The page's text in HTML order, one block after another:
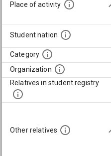
Place of activity
Student nation
Category
Organization
Relatives in student registry
Other relatives